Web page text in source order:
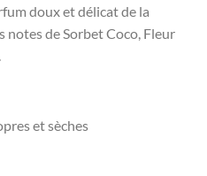
doux et délicat de la
notes de Sorbet Coco, Fleur
et sèches